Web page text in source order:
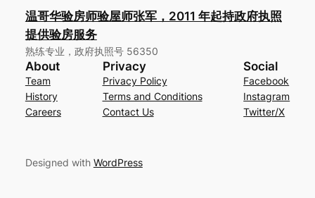
温哥华验房师验屋师张军，2011 年起持政府执照
提供验房服务
熟练专业，政府执照号 56350
About
Team
History
Careers
Privacy
Privacy Policy
Terms and Conditions
Contact Us
Social
Facebook
Instagram
Twitter/X
Designed with WordPress